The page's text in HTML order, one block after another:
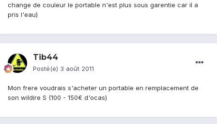
change de couleur le portable n'est plus sous garentie car il a
pris l'eau)
Tib44
Posté(e) 3 août 2011
Mon frere voudrais s'acheter un portable en remplacement de
son wildire S (100 - 150€ d'ocas)